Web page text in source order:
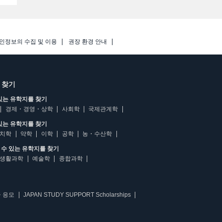
정보의 수집 및 이용 권장 환경 안내
기
유학지를 찾기
경제・경영・상학
사회학 국제관계학
유학지를 찾기
학
약학 이학 공학 농・수산학
있는 유학지를 찾기
생활과학
예술학 종합과학
응모 JAPAN STUDY SUPPORT Scholarships